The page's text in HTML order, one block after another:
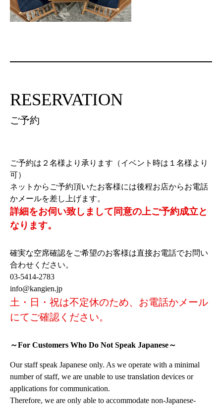
RESERVATION
ご予約
ご予約は２名様より承ります（イベント時は１名様より
可）
ネットからご予約頂いたお客様には後程お店からお電話
かメールを差し上げます。
詳細をお伺い致しまして同意の上ご予約成立と
なります。
確実な空席確認をご希望のお客様は直接お電話でお問い
合わせください。
03-5414-2783
info@kangien.jp
土・日・祝は不定休のため、お電話かメール
にてご確認ください。
～For Customers Who Do Not Speak Japanese～
Our staff speak Japanese only. As we operate with a minimal
number of staff, we are unable to use translation devices or
applications for communication.
Therefore, we are only able to accommodate non-Japanese-